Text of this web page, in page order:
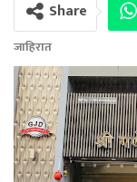
Share
जाहिरात